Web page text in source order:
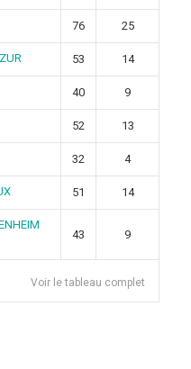
76 25
53 14
40 9
52 13
32 4
51 14
43 9
Voir le tableau complet